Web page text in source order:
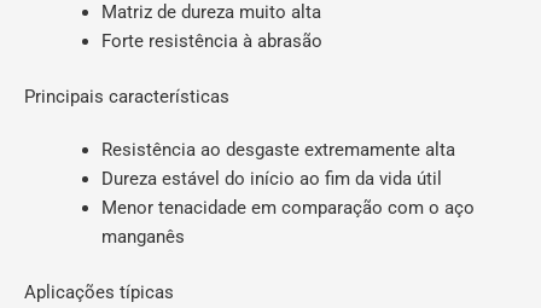
Matriz de dureza muito alta
Forte resistência à abrasão
Principais características
Resistência ao desgaste extremamente alta
Dureza estável do início ao fim da vida útil
Menor tenacidade em comparação com o aço
manganês
Aplicações típicas